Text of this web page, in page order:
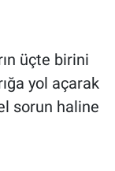
üçte birini
yol açarak
sorun haline